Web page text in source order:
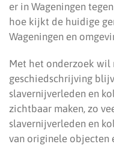
er in Wageningen
hoe kijkt de huidige
Wageningen en
Met het onderzoek wil
geschiedschrijving
slavernijverleden en
zichtbaar maken, zo
slavernijverleden en
van originele objecten